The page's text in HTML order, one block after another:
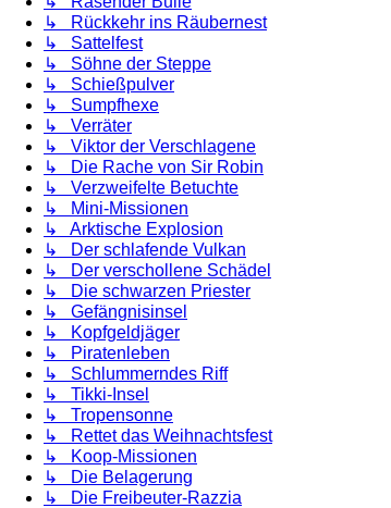
↳ Rückkehr ins Räubernest
↳ Sattelfest
↳ Söhne der Steppe
↳ Schießpulver
↳ Sumpfhexe
↳ Verräter
↳ Viktor der Verschlagene
↳ Die Rache von Sir Robin
↳ Verzweifelte Betuchte
↳ Mini-Missionen
↳ Arktische Explosion
↳ Der schlafende Vulkan
↳ Der verschollene Schädel
↳ Die schwarzen Priester
↳ Gefängnisinsel
↳ Kopfgeldjäger
↳ Piratenleben
↳ Schlummerndes Riff
↳ Tikki-Insel
↳ Tropensonne
↳ Rettet das Weihnachtsfest
↳ Koop-Missionen
↳ Die Belagerung
↳ Die Freibeuter-Razzia